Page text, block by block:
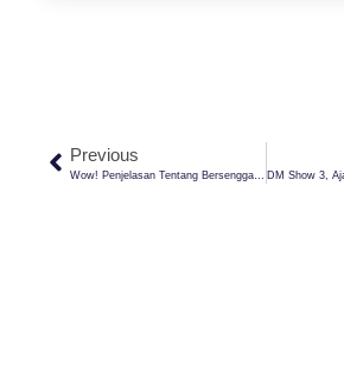
Previous